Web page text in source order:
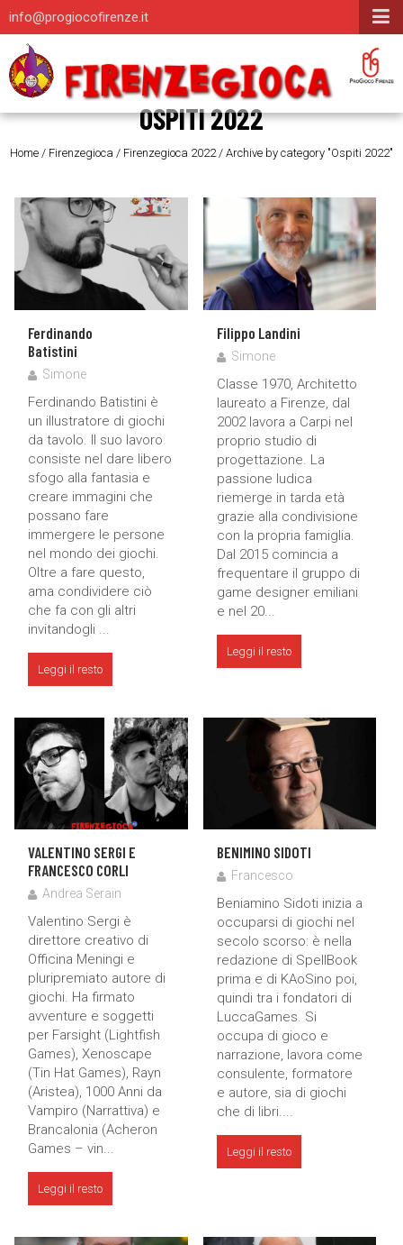
info@progiocofirenze.it
OSPITI 2022
Home / Firenzegioca / Firenzegioca 2022 / Archive by category "Ospiti 2022"
Ferdinando
Batistini
Simone
Ferdinando Batistini è
un illustratore di giochi
da tavolo. Il suo lavoro
consiste nel dare libero
sfogo alla fantasia e
creare immagini che
possano fare
immergere le persone
nel mondo dei giochi.
Oltre a fare questo,
ama condividere ciò
che fa con gli altri
invitandogli ...
Leggi il resto
Filippo Landini
Simone
Classe 1970, Architetto
laureato a Firenze, dal
2002 lavora a Carpi nel
proprio studio di
progettazione. La
passione ludica
riemerge in tarda età
grazie alla condivisione
con la propria famiglia.
Dal 2015 comincia a
frequentare il gruppo di
game designer emiliani
e nel 20...
Leggi il resto
VALENTINO SERGI E
FRANCESCO CORLI
Andrea Serain
Valentino Sergi è
direttore creativo di
Officina Meningi e
pluripremiato autore di
giochi. Ha firmato
avventure e soggetti
per Farsight (Lightfish
Games), Xenoscape
(Tin Hat Games), Rayn
(Aristea), 1000 Anni da
Vampiro (Narrattiva) e
Brancalonia (Acheron
Games – vin...
Leggi il resto
BENIMINO SIDOTI
Francesco
Beniamino Sidoti inizia a
occuparsi di giochi nel
secolo scorso: è nella
redazione di SpellBook
prima e di KAoSino poi,
quindi tra i fondatori di
LuccaGames. Si
occupa di gioco e
narrazione, lavora come
consulente, formatore
e autore, sia di giochi
che di libri....
Leggi il resto